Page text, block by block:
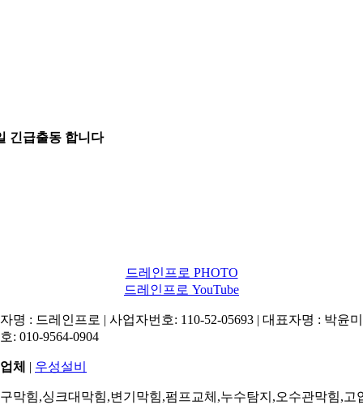
긴급출동 합니다
드레인프로 PHOTO
드레인프로 YouTube
명 : 드레인프로 | 사업자번호: 110-52-05693 | 대표자명 : 박윤
: 010-9564-0904
체 | 우성설비
막힘,싱크대막힘,변기막힘,펌프교체,누수탐지,오수관막힘,고